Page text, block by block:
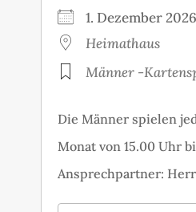
1. Dezember
Heimathaus
Männer -
Die Männer spielen
Monat von 15.00 Uhr
Ansprechpartner: